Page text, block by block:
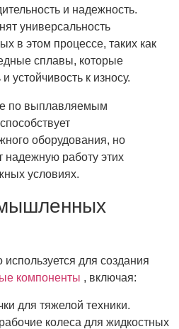
и надежность.
универсальность
в этом процессе, таких как
сплавы, которые
устойчивость к износу.
по выплавляемым
оборудования, но
надежную работу этих
условиях.
для создания
компоненты , включая:
для тяжелой техники.
колеса для жидкостных